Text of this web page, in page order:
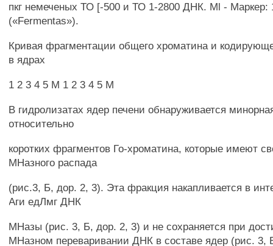
пкг немеченых ТО [-500 и ТО 1-2800 ДНК. Ml - Маркер:
(«Fermentas»).
Кривая фрагментации общего хроматина и
в ядрах
1 2 3 4 5 М 1 2 3 4 5 М
В гидролизатах ядер печени обнаруживается
относительно
коротких фрагментов Го-хроматина, которые имеют
МНазного распада
(рис.3, Б, дор. 2, 3). Эта фракция накапливается в
Аги едЛмг ДНК
МНазы (рис. 3, Б, дор. 2, 3) и не сохраняется при
МНазном переваривании ДНК в составе ядер (рис. 3,